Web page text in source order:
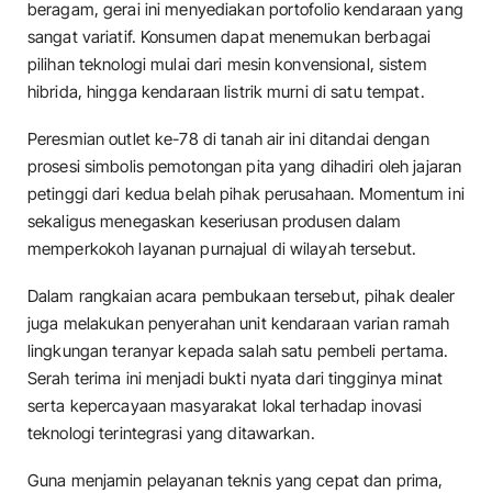
beragam, gerai ini menyediakan portofolio kendaraan yang
sangat variatif. Konsumen dapat menemukan berbagai
pilihan teknologi mulai dari mesin konvensional, sistem
hibrida, hingga kendaraan listrik murni di satu tempat.
​Peresmian outlet ke-78 di tanah air ini ditandai dengan
prosesi simbolis pemotongan pita yang dihadiri oleh jajaran
petinggi dari kedua belah pihak perusahaan. Momentum ini
sekaligus menegaskan keseriusan produsen dalam
memperkokoh layanan purnajual di wilayah tersebut.
​Dalam rangkaian acara pembukaan tersebut, pihak dealer
juga melakukan penyerahan unit kendaraan varian ramah
lingkungan teranyar kepada salah satu pembeli pertama.
Serah terima ini menjadi bukti nyata dari tingginya minat
serta kepercayaan masyarakat lokal terhadap inovasi
teknologi terintegrasi yang ditawarkan.
​Guna menjamin pelayanan teknis yang cepat dan prima,